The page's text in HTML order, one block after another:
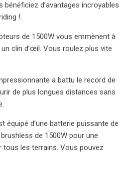
bénéficiez d’avantages incroyables
!
de 1500W vous emmènent à
clin d’œil. Vous roulez plus vite
a battu le record de
de plus longues distances sans
équipé d’une batterie puissante de
de 1500W pour une
les terrains. Vous pouvez